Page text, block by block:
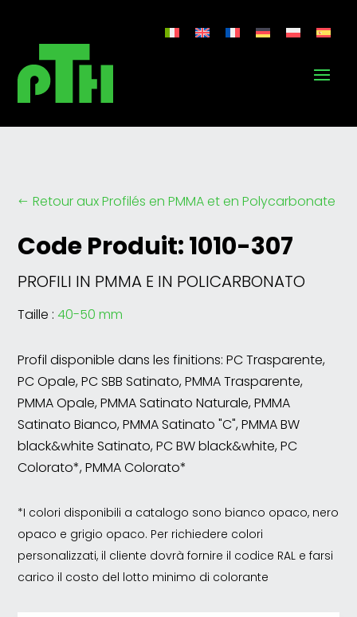
# Retour aux Profilés en PMMA et en Polycarbonate
Code Produit: 1010-307
PROFILI IN PMMA E IN POLICARBONATO
Taille :40-50 mm
Profil disponible dans les finitions: PC Trasparente,
PC Opale, PC SBB Satinato, PMMA Trasparente,
PMMA Opale, PMMA Satinato Naturale, PMMA
Satinato Bianco, PMMA Satinato "C", PMMA BW
black&white Satinato, PC BW black&white, PC
Colorato*, PMMA Colorato*
*I colori disponibili a catalogo sono bianco opaco, nero
opaco e grigio opaco. Per richiedere colori
personalizzati, il cliente dovrà fornire il codice RAL e farsi
carico il costo del lotto minimo di colorante